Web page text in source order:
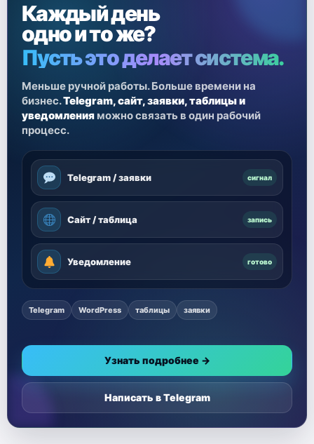
Каждый день
одно и то же?
Пусть это делает система.
Меньше ручной работы. Больше времени на
бизнес.Telegram, сайт, заявки, таблицы и
уведомления можно связать в один рабочий
процесс.
Telegram / заявки сигнал
Сайт / таблица запись
Уведомление готово
Telegram WordPress таблицы заявки
Узнать подробнее →
Написать в Telegram